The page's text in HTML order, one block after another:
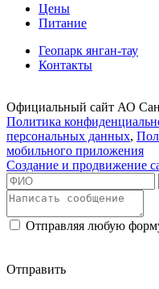
Цены
Питание
Геопарк янган-тау
Контакты
Официальный сайт АО
Политика
персональных данных,
мобильного приложения
Cоздание и продвижение
Отправляя любую
Отправить